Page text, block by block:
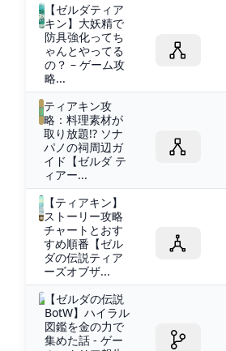
【ゼルダティア
キン】大妖精で
防具強化ってち
ゃんとやってる
の？ – ゲーム攻
略...
ティアキン攻
略：料理素材が
取り放題!? ソナ
パノの祠周辺ガ
イド【ゼルダ テ
ィアー...
【ティアキン】
ストーリー攻略
チャートとおす
すめ順番【ゼル
ダの伝説ティア
ーズオブザ...
【ゼルダの伝説
BotW】ハイラル
図鑑を金の力で
集めた話 - ゲー